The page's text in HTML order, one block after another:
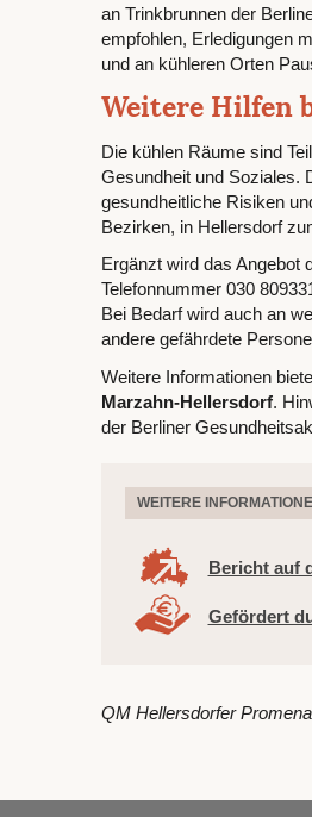
an Trinkbrunnen der
empfohlen, Erledigungen
und an kühleren Orten
Weitere Hilfen
Die kühlen Räume sind
Gesundheit und Soziales.
gesundheitliche Risiken
Bezirken, in Hellersdorf
Ergänzt wird das Angebot
Telefonnummer 030
Bei Bedarf wird auch an
andere gefährdete
Weitere Informationen
Marzahn-Hellersdorf.
der Berliner
WEITERE
Bericht auf
Gefördert
QM Hellersdorfer